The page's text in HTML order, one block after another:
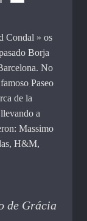
Condal » os
Borja
No
Paseo
de la
a
Massimo
H&M,
de Grácia